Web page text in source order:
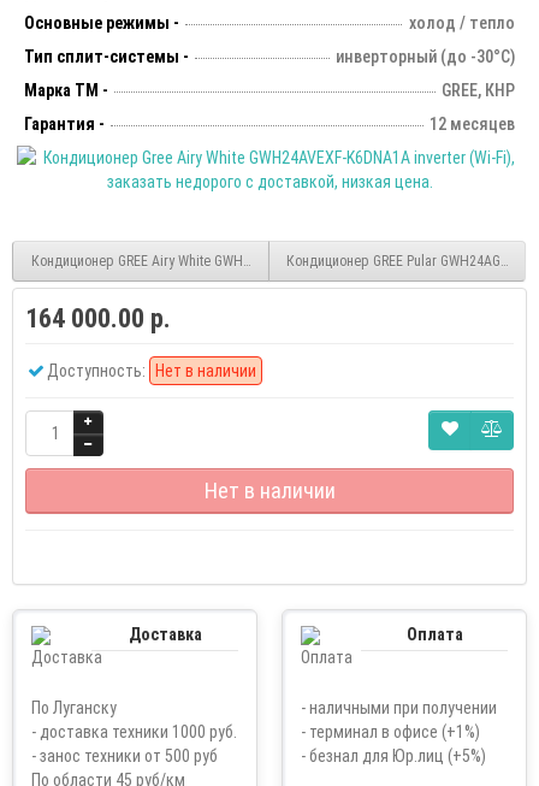
Основные режимы -
холод / тепло
Тип сплит-системы -
инверторный (до -30°С)
Марка ТМ -
GREE, КНР
Гарантия -
12 месяцев
Кондиционер GREE Airy White GWH18AVDXE-K6DNA1A (Wi-Fi) inverter
Кондиционер GREE Pular GWH24AGDXE-
164 000.00 р.
Доступность: Нет в наличии
Нет в наличии
Доставка
По Луганску
- доставка техники 1000 руб.
- занос техники от 500 руб
По области 45 руб/км
Оплата
- наличными при получении
- терминал в офисе (+1%)
- безнал для Юр.лиц (+5%)